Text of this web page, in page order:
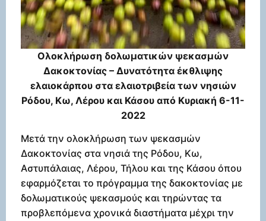
Ολοκλήρωση δολωματικών ψεκασμών
Δακοκτονίας – Δυνατότητα έκθλιψης
ελαιοκάρπου στα ελαιοτριβεία των νησιών
Ρόδου, Κω, Λέρου και Κάσου από Κυριακή 6-11-
2022
Μετά την ολοκλήρωση των ψεκασμών
Δακοκτονίας στα νησιά της Ρόδου, Κω,
Αστυπάλαιας, Λέρου, Τήλου και της Κάσου όπου
εφαρμόζεται το πρόγραμμα της δακοκτονίας με
δολωματικούς ψεκασμούς και τηρώντας τα
προβλεπόμενα χρονικά διαστήματα μέχρι την